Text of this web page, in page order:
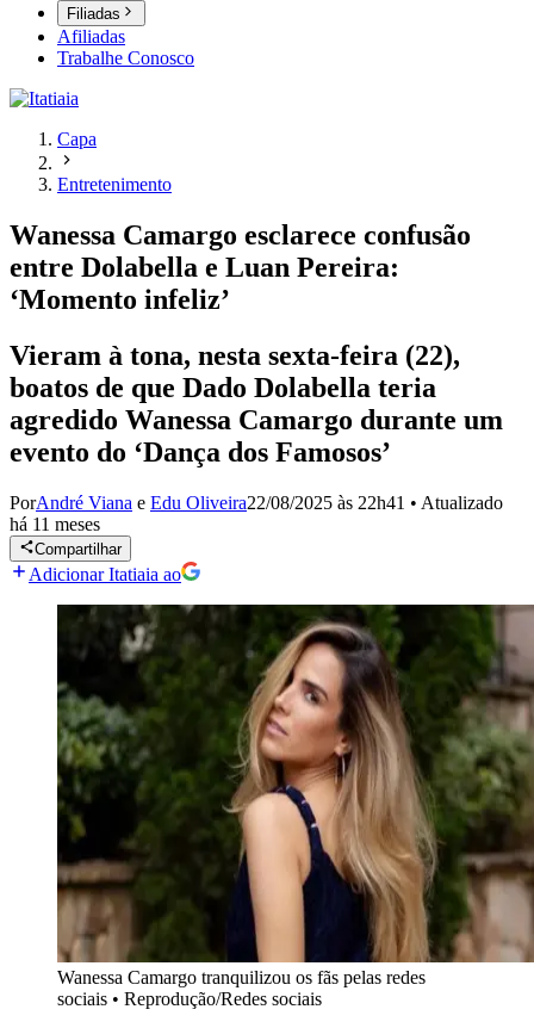
Filiadas
Afiliadas
Trabalhe Conosco
Capa
Entretenimento
Wanessa Camargo esclarece confusão
entre Dolabella e Luan Pereira:
‘Momento infeliz’
Vieram à tona, nesta sexta-feira (22),
boatos de que Dado Dolabella teria
agredido Wanessa Camargo durante um
evento do ‘Dança dos Famosos’
PorAndré Viana e Edu Oliveira22/08/2025 às 22h41 • Atualizado
há 11 meses
Compartilhar
Adicionar Itatiaia ao
Wanessa Camargo tranquilizou os fãs pelas redes
sociais • Reprodução/Redes sociais